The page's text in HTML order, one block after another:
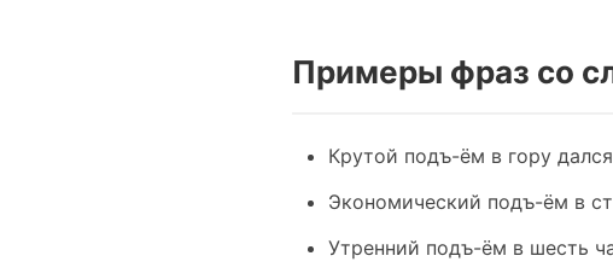
Примеры фраз со
Крутой подъ-ём в гору
Экономический подъ-ём в
Утренний подъ-ём в шесть